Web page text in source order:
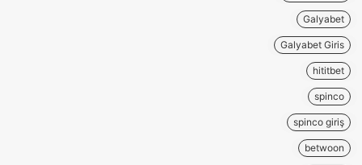
Galyabet
Galyabet Giris
hititbet
spinco
spinco giriş
betwoon